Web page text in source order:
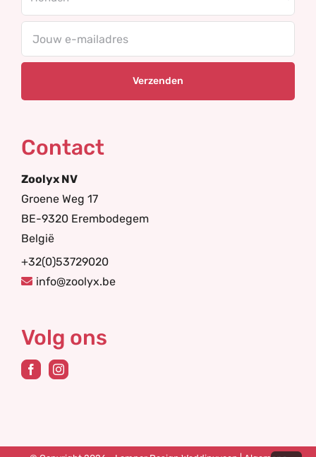
Contact
Zoolyx NV
Groene Weg 17
BE-9320 Erembodegem
België
+32(0)53729020
info@zoolyx.be
Volg ons